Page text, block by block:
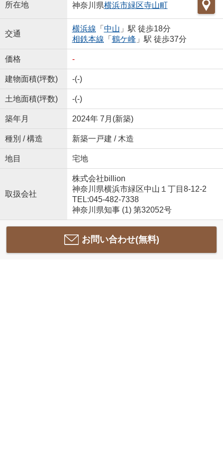
所在地 神奈川県横浜市緑区寺山町
交通
横浜線 「 中山 」駅 徒歩18分
相鉄本線 「 鶴ケ峰 」駅 徒歩37分
価格 -
建物面積(坪数) -(-)
土地面積(坪数) -(-)
築年月 2024年 7月(新築)
種別 / 構造 新築一戸建 / 木造
地目 宅地
取扱会社
株式会社billion
神奈川県横浜市緑区中山１丁目8-12-2
TEL:045-482-7338
神奈川県知事 (1) 第32052号
お問い合わせ(無料)